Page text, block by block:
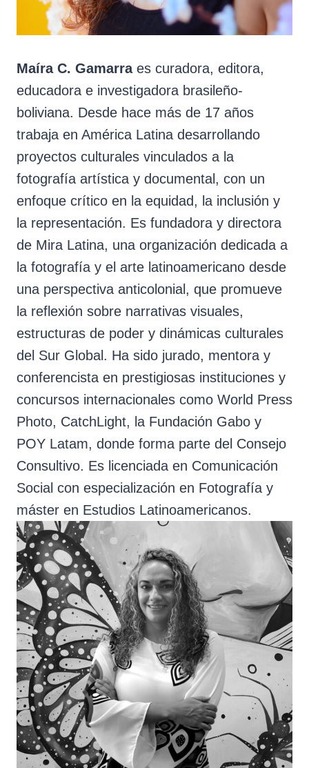
Maíra C. Gamarraes curadora, editora,
educadora e investigadora brasileño-
boliviana. Desde hace más de 17 años
trabaja en América Latina desarrollando
proyectos culturales vinculados a la
fotografía artística y documental, con un
enfoque crítico en la equidad, la inclusión y
la representación. Es fundadora y directora
de Mira Latina, una organización dedicada a
la fotografía y el arte latinoamericano desde
una perspectiva anticolonial, que promueve
la reflexión sobre narrativas visuales,
estructuras de poder y dinámicas culturales
del Sur Global. Ha sido jurado, mentora y
conferencista en prestigiosas instituciones y
concursos internacionales como World Press
Photo, CatchLight, la Fundación Gabo y
POY Latam, donde forma parte del Consejo
Consultivo. Es licenciada en Comunicación
Social con especialización en Fotografía y
máster en Estudios Latinoamericanos.